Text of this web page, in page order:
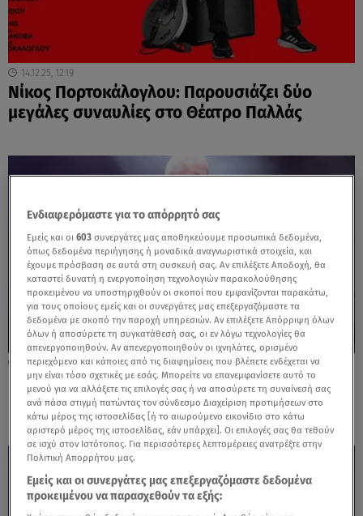
14.12.25, 12:19
Νίκος Πορτοκάλογλου: Παρουσιάζει δύο
μεγάλες συναυλίες στο Θέατρο Παλλάς
06.11.25, 14:37
Νίκος Πορτοκάλογλου: Η σπάνια εμφάνιση
με τη σύζυγό του
Ενδιαφερόμαστε για το απόρρητό σας
Εμείς και οι603 συνεργάτες μας αποθηκεύουμε προσωπικά δεδομένα,
όπως δεδομένα περιήγησης ή μοναδικά αναγνωριστικά στοιχεία, και
έχουμε πρόσβαση σε αυτά στη συσκευή σας. Αν επιλέξετε Αποδοχή, θα
καταστεί δυνατή η ενεργοποίηση τεχνολογιών παρακολούθησης
προκειμένου να υποστηριχθούν οι σκοποί που εμφανίζονται παρακάτω,
για τους οποίους εμείς και οι συνεργάτες μας επεξεργαζόμαστε τα
δεδομένα με σκοπό την παροχή υπηρεσιών. Αν επιλέξετε Απόρριψη όλων
όλων ή αποσύρετε τη συγκατάθεσή σας, οι εν λόγω τεχνολογίες θα
απενεργοποιηθούν. Αν απενεργοποιηθούν οι ιχνηλάτες, ορισμένο
περιεχόμενο και κάποιες από τις διαφημίσεις που βλέπετε ενδέχεται να
μην είναι τόσο σχετικές με εσάς. Μπορείτε να επανεμφανίσετε αυτό το
μενού για να αλλάξετε τις επιλογές σας ή να αποσύρετε τη συναίνεσή σας
ανά πάσα στιγμή πατώντας τον σύνδεσμο Διαχείριση προτιμήσεων στο
κάτω μέρος της ιστοσελίδας [ή το αιωρούμενο εικονίδιο στο κάτω
αριστερό μέρος της ιστοσελίδας, εάν υπάρχει]. Οι επιλογές σας θα τεθούν
σε ισχύ στον Ιστότοπος. Για περισσότερες λεπτομέρειες ανατρέξτε στην
Πολιτική Απορρήτου μας.
Εμείς και οι συνεργάτες μας επεξεργαζόμαστε δεδομένα
προκειμένου να παρασχεθούν τα εξής: